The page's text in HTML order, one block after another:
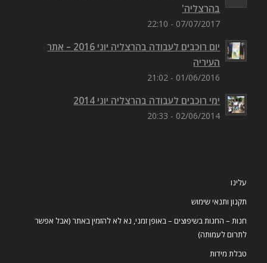
בהרצליה'
07/07/2017 - 22:10
יום רוכבים לעבודה בהרצליה יוני 2016 – אתר
העיריה
01/06/2016 - 21:02
ימי רוכבים לעבודה בהרצליה יוני 2014
02/06/2014 - 20:33
עלינו
תקנון ותנאי שימוש
חנות – החנות בשיפוצים – באופן זמני, נא לא להזמין באתר (אבל אפשר
לתרום לעמותה)
טבלת מידות